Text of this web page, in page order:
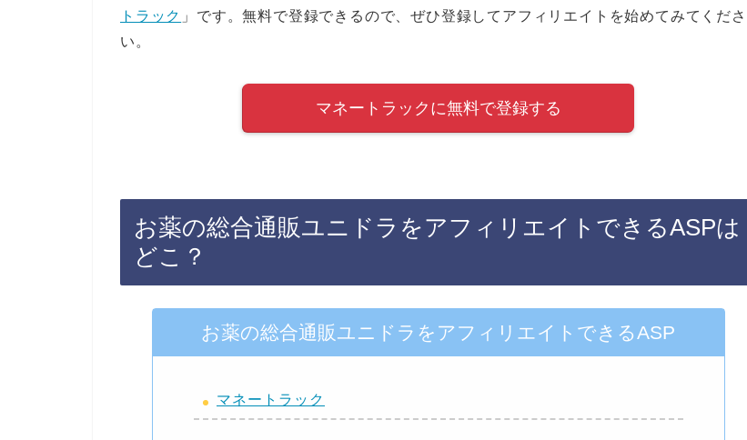
トラック 」です。無料で登録できるので、ぜひ登録してアフィリエイトを始めてみてくださ
い。
マネートラックに無料で登録する
お薬の総合通販ユニドラをアフィリエイトできるASPは
どこ？
お薬の総合通販ユニドラをアフィリエイトできるASP
マネートラック